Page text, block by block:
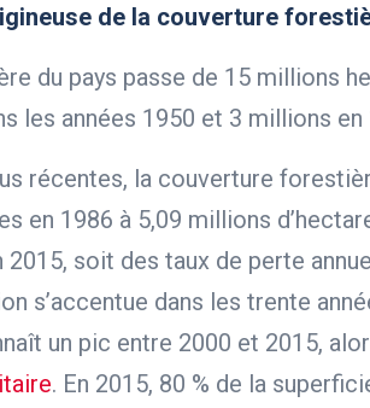
de la couverture
du pays passe de 15 millions
les années 1950 et 3 millions en
récentes, la couverture
en 1986 à 5,09 millions
2015, soit des taux de perte
s’accentue dans les trente
un pic entre 2000 et 2015,
. En 2015, 80 % de la